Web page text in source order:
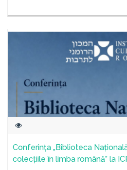
Conferința „Biblioteca
colecțiile în limba română” la